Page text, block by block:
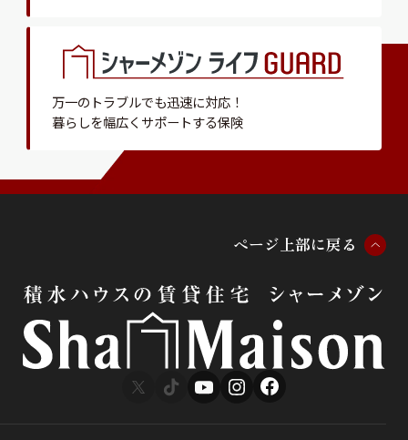
万一のトラブルでも迅速に対応！
暮らしを幅広くサポートする保険
ページ 上部に戻る